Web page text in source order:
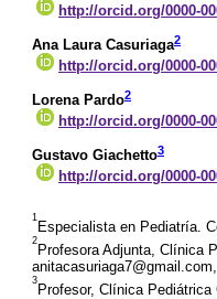
http://orcid.org/0000-
Ana Laura Casuriaga2
http://orcid.org/0000-
Lorena Pardo2
http://orcid.org/0000-
Gustavo Giachetto3
http://orcid.org/0000-
1
Especialista en Pediatría.
2
Profesora Adjunta, Clínica
3
Profesor, Clínica